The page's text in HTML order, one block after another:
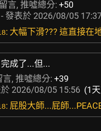
留言, 推噓總分: +50
- 發表於 2026/08/05
: 大幅下滑??? 這直接在
成了...但...
言, 推噓總分: +39
2026/08/05 15:56 (1
: 屁股大師...屁師